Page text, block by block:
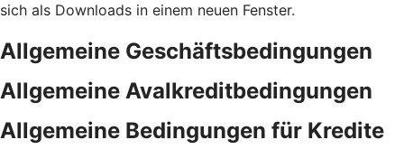
sich als Downloads in einem neuen Fenster.
Allgemeine Geschäftsbedingungen
Allgemeine Avalkreditbedingungen
Allgemeine Bedingungen für Kredite